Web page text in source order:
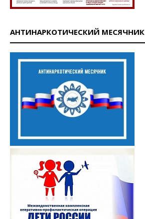
АНТИНАРКОТИЧЕСКИЙ МЕСЯЧНИК